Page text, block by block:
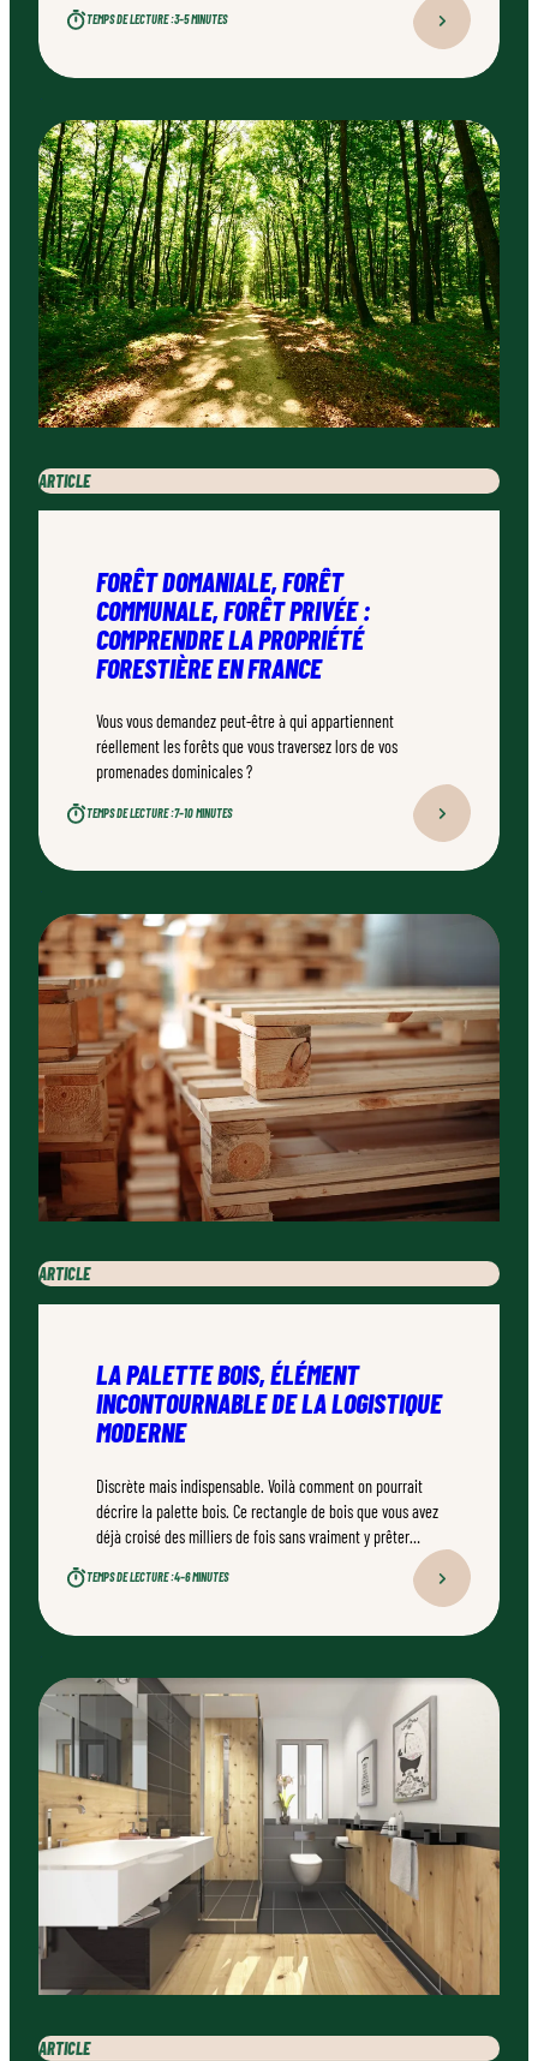
professionnel qualifié, ce type d’aménagement peut
TEMPS DE LECTURE :3–5 MINUTES
ARTICLE
FORÊT DOMANIALE, FORÊT
COMMUNALE, FORÊT PRIVÉE :
COMPRENDRE LA PROPRIÉTÉ
FORESTIÈRE EN FRANCE
Vous vous demandez peut-être à qui appartiennent
réellement les forêts que vous traversez lors de vos
promenades dominicales ?
TEMPS DE LECTURE :7–10 MINUTES
ARTICLE
LA PALETTE BOIS, ÉLÉMENT
INCONTOURNABLE DE LA LOGISTIQUE
MODERNE
Discrète mais indispensable. Voilà comment on pourrait
décrire la palette bois. Ce rectangle de bois que vous avez
déjà croisé des milliers de fois sans vraiment y prêter
TEMPS DE LECTURE :4–6 MINUTES
ARTICLE